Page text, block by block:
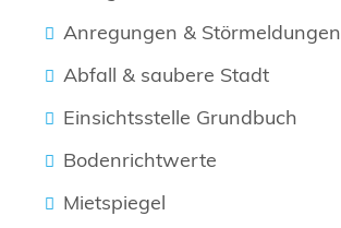
Anregungen & Störmeldungen
Abfall & saubere Stadt
Einsichtsstelle Grundbuch
Bodenrichtwerte
Mietspiegel